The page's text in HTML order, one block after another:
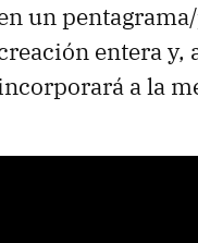
un
entera y,
a la